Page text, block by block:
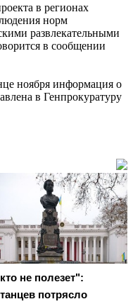
в регионах
норм
развлекательными
в сообщении
ноября информация о
в Генпрокуратуру
не полезет":
потрясло